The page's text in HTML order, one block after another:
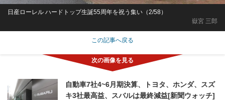
嶽宮 三郎
日産ローレル ハードトップ生誕55周年を祝う集い（2/58）
この記事へ戻る
自動車7社4~6月期決算、トヨタ、ホンダ、スズ
キ3社最高益、スバルは最終減益[新聞ウォッチ]